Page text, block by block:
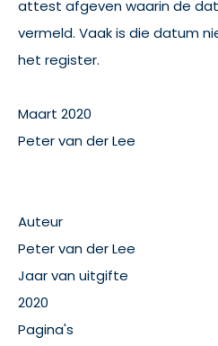
attest afgeven waarin de
vermeld. Vaak is die datum
het register.
Maart 2020
Peter van der Lee
Auteur
Peter van der Lee
Jaar van uitgifte
2020
Pagina's